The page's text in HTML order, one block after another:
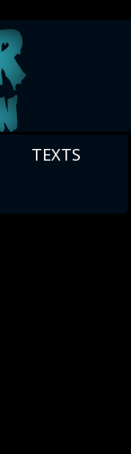
TEXTS